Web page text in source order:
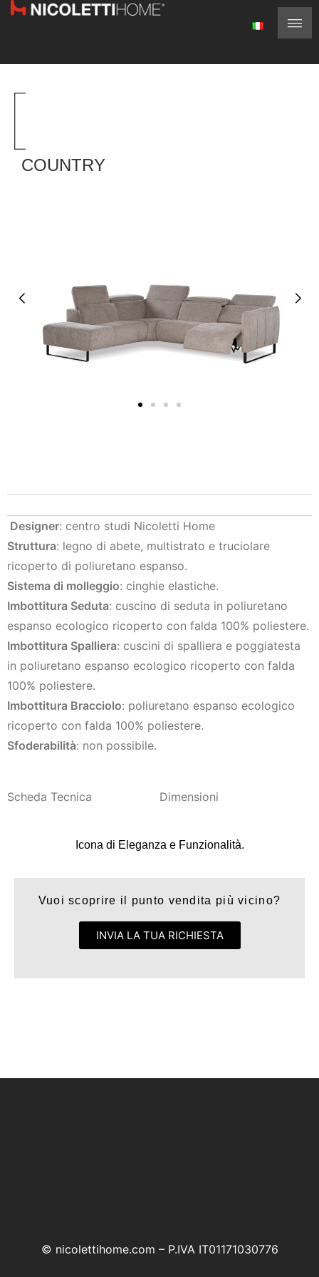
COUNTRY
Designer: centro studi Nicoletti Home
Struttura: legno di abete, multistrato e truciolare
ricoperto di poliuretano espanso.
Sistema di molleggio: cinghie elastiche.
Imbottitura Seduta: cuscino di seduta in poliuretano
espanso ecologico ricoperto con falda 100% poliestere.
Imbottitura Spalliera: cuscini di spalliera e poggiatesta
in poliuretano espanso ecologico ricoperto con falda
100% poliestere.
Imbottitura Bracciolo: poliuretano espanso ecologico
ricoperto con falda 100% poliestere.
Sfoderabilità: non possibile.
Scheda Tecnica Dimensioni
Icona di Eleganza e Funzionalità.
Vuoi scoprire il punto vendita più vicino?
INVIA LA TUA RICHIESTA
© nicolettihome.com – P.IVA IT01171030776